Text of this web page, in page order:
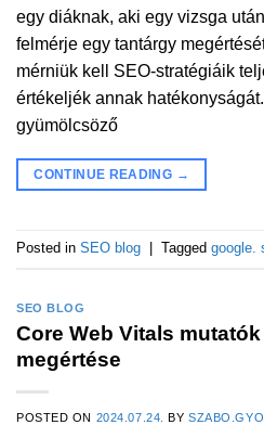
egy diáknak, aki egy vizsga
felmérje egy tantárgy
mérniük kell SEO-stratégiáik
értékeljék annak
gyümölcsöző
CONTINUE READING →
Posted in SEO blog Tagged google.
SEO BLOG
Core Web Vitals
megértése
POSTED ON 2024.07.24. BY